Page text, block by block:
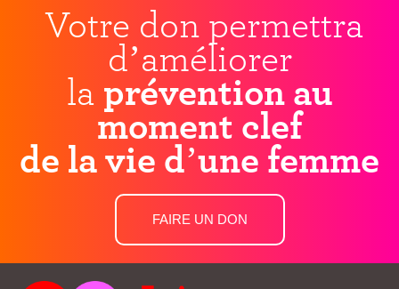
Votre don permettra
d’améliorer
la prévention au
moment clef
de la vie d’une femme
FAIRE UN DON